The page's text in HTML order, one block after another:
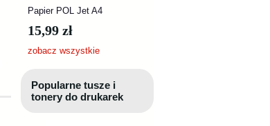
Papier POL Jet A4
15,99 zł
zobacz wszystkie
Popularne tusze i
tonery do drukarek